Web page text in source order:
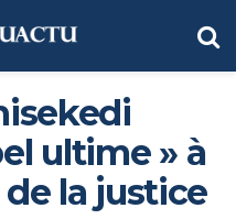
ultime » à
la justice